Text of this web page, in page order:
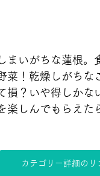
まいがちな蓮根
菜！乾燥しがち
損？いや得しか
しんでもらえた
カテゴリー詳細のリ